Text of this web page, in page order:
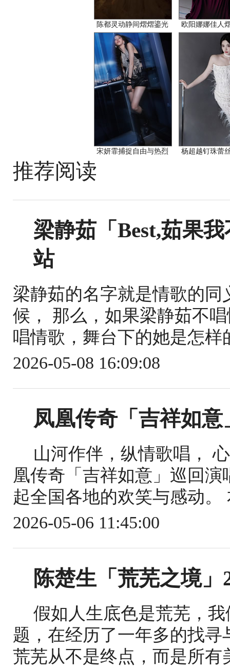
陈都灵动静间熠熠鎏光 欧阳娜娜佳人
宋妍霏捕捉自由与热烈 杨超越钉珠蕾
推荐阅读
梁静茹「Best,茹果
站
梁静茹的名字就是情歌的
候， 那么，如果梁静茹不
唱情歌，舞台下的她是怎
2026-05-08 16:09:08
凤凰传奇「吉祥如
山河作伴，纵情歌唱，
凰传奇「吉祥如意」巡回
起全国各地的欢笑与感动
2026-05-06 11:45:00
陈楚生「荒芜之境
假如人生底色是荒芜，
题，在经历了一年多的找
荒芜从不是终点，而是所